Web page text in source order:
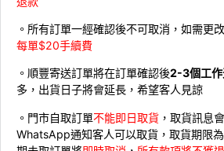
。所有訂單一經確認後不可取消，如需更
每單$20手續費
。順豐寄送訂單將在訂單確認後2-3個工作
多，出貨日子將會延長，希望客人見諒
。門市自取訂單不能即日取貨 ，取貨訊息
WhatsApp通知客人可以取貨，取貨期限